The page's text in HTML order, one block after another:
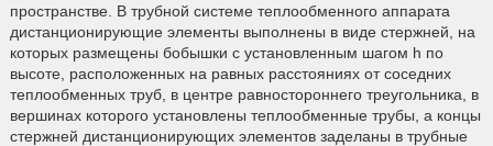
пространстве. В трубной системе теплообменного аппарата
дистанционирующие элементы выполнены в виде стержней, на
которых размещены бобышки с установленным шагом h по
высоте, расположенных на равных расстояниях от соседних
теплообменных труб, в центре равностороннего треугольника, в
вершинах которого установлены теплообменные трубы, а концы
стержней дистанционирующих элементов заделаны в трубные